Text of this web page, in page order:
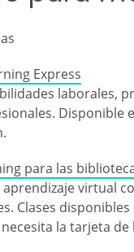
Express
laborales,
Disponible
para las
virtual
Clases
la tarjeta